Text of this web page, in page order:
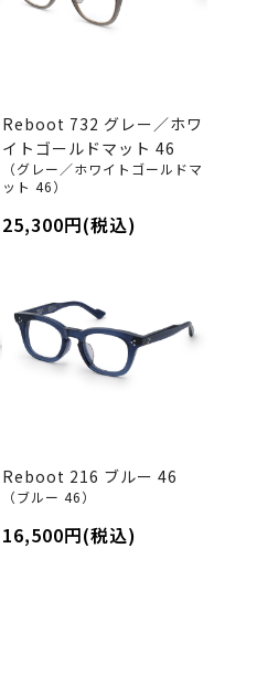
Reboot 732 グレー／ホワ
イトゴールドマット 46
（グレー／ホワイトゴールドマ
ット 46）
25,300円(税込)
Reboot 216 ブルー 46
（ブルー 46）
16,500円(税込)